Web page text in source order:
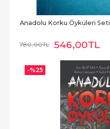
Anadolu Korku Öyküleri Seti
780,00TL 546,00TL
-%25